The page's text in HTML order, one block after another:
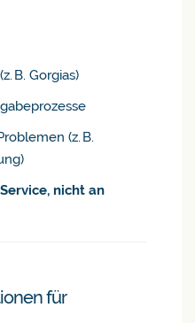
B. Gorgias)
(z. B.
Service, nicht an
für